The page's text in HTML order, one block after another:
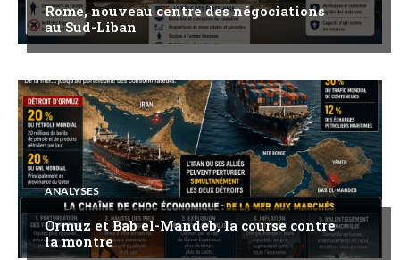
Rome, nouveau centre des négociations
au Sud-Liban
ANALYSES
Ormuz et Bab el-Mandeb, la course contre
la montre